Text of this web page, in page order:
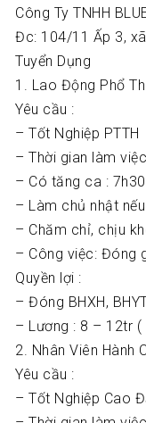
Công Ty TNHH
Đc: 104/11 Ấp 3,
Tuyển Dụng
1. Lao Động Phổ
Yêu cầu :
– Tốt Nghiệp PTTH
– Thời gian làm
– Có tăng ca :
– Làm chủ nhật
– Chăm chỉ, chịu
– Công việc: Đóng
Quyền lợi :
– Đóng BHXH,
– Lương : 8 – 12tr
2. Nhân Viên Hành
Yêu cầu :
– Tốt Nghiệp Cao